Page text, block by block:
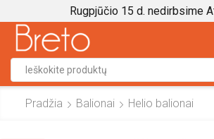
Rugpjūčio 15 d. nedirbsime
input
Pradžia Balionai Helio balionai